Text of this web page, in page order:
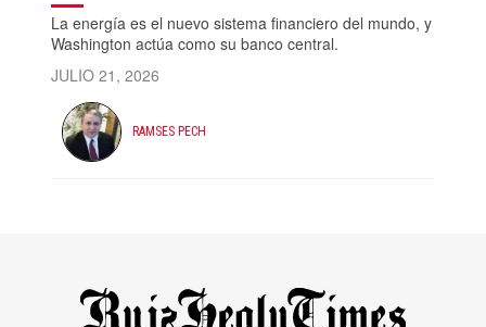
La energía es el nuevo sistema financiero del mundo, y
Washington actúa como su banco central.
JULIO 21, 2026
RAMSES PECH